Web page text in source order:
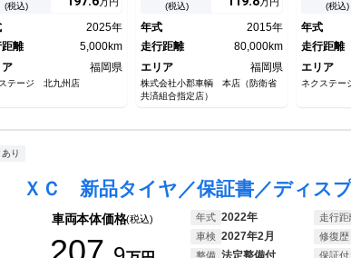
トハイビーム 車線逸脱警
(税込)
2025年
離
5,000km
福岡県
テージ 北九州店
簿 ＥＴＣ レザーシート タ
ＡＷ キーレス ステリモ Ｄ
ＶＤ再生 フォグライト 光軸
(税込)
年式
2015年
走行距離
80,000km
エリア
福岡県
株式会社小郡車輌 本店（防衛省
共済組合指定店）
(税込)
年式
走行距離
エリア
ネクステ
り
車両本体価格(税込) 年式 2022年 走行距
車検 2027年2月 修復歴
整備 法定整備付 保証付